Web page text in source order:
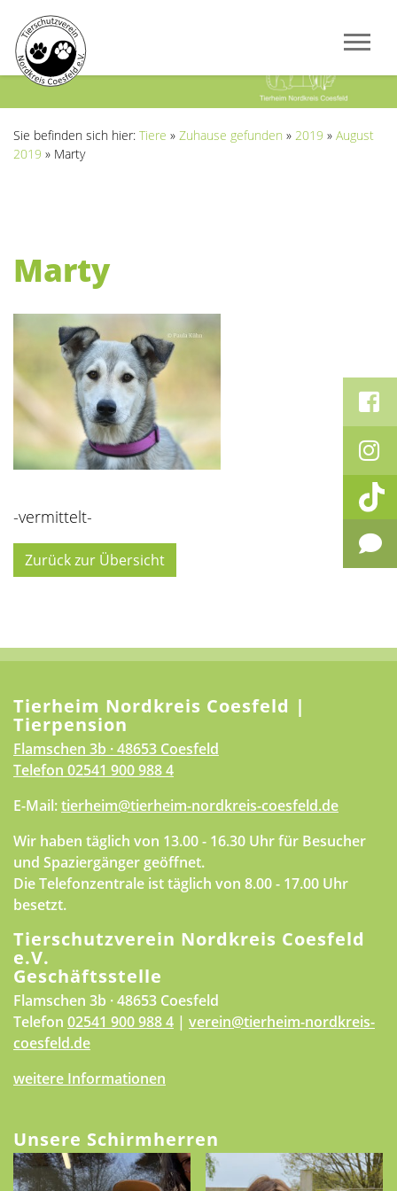
Sie befinden sich hier: Tiere » Zuhause gefunden » 2019 » August
2019 » Marty
Marty
-vermittelt-
Zurück zur Übersicht
Tierheim Nordkreis Coesfeld |
Tierpension
Flamschen 3b · 48653 Coesfeld
Telefon 02541 900 988 4
E-Mail:tierheim@tierheim-nordkreis-coesfeld.de
Wir haben täglich von 13.00 - 16.30 Uhr für Besucher
und Spaziergänger geöffnet.
Die Telefonzentrale ist täglich von 8.00 - 17.00 Uhr
besetzt.
Tierschutzverein Nordkreis Coesfeld
e.V.
Geschäftsstelle
Flamschen 3b · 48653 Coesfeld
Telefon 02541 900 988 4 | verein@tierheim-nordkreis-
coesfeld.de
weitere Informationen
Unsere Schirmherren